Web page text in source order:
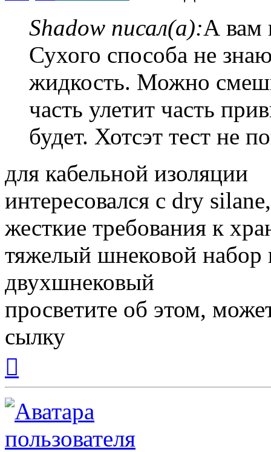
Shadow писал(а):А вам
Сухого способа не
жидкость. Можно
часть улетит часть
будет. Хотсэт тест не
для кабельной изоляции
интересовался c dry
жесткие требования к
тяжелый шнековой набор
двухшнековый
просветите об этом,
сылку
началу